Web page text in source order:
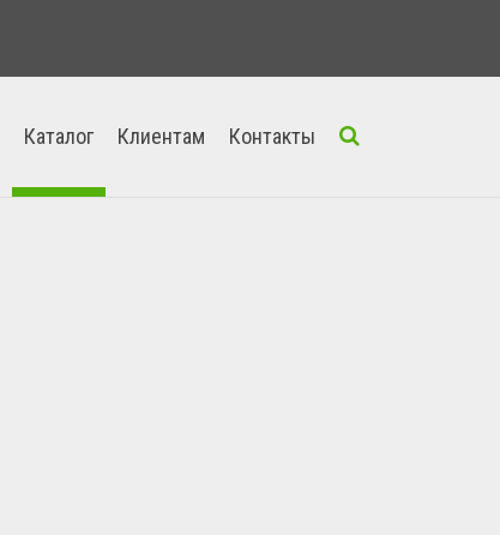
Каталог Клиентам Контакты